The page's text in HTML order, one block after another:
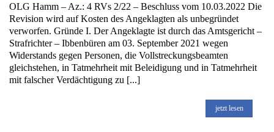
OLG Hamm – Az.: 4 RVs 2/22 – Beschluss vom 10.03.2022 Die
Revision wird auf Kosten des Angeklagten als unbegründet
verworfen. Gründe I. Der Angeklagte ist durch das Amtsgericht –
Strafrichter – Ibbenbüren am 03. September 2021 wegen
Widerstands gegen Personen, die Vollstreckungsbeamten
gleichstehen, in Tatmehrheit mit Beleidigung und in Tatmehrheit
mit falscher Verdächtigung zu [...]
jetzt lesen